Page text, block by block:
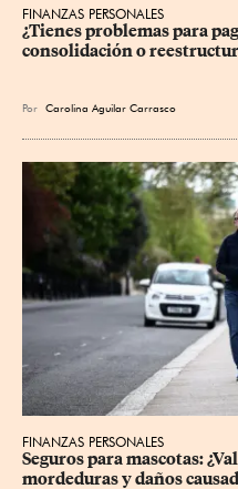
FINANZAS PERSONALES
¿Tienes problemas para
consolidación o
Por Carolina Aguilar Carrasco
FINANZAS PERSONALES
Seguros para mascotas:
mordeduras y daños